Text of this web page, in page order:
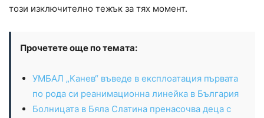
този изключително тежък за тях момент.
Прочетете още по темата:
УМБАЛ „Канев“ въведе в експлоатация първата
по рода си реанимационна линейка в България
Болницата в Бяла Слатина пренасочва деца с